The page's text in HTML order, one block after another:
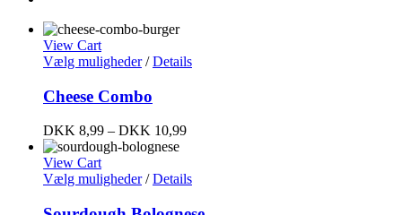
View Cart
Vælg muligheder/ Details
Cheese Combo
DKK 8,99 – DKK 10,99
View Cart
Vælg muligheder/ Details